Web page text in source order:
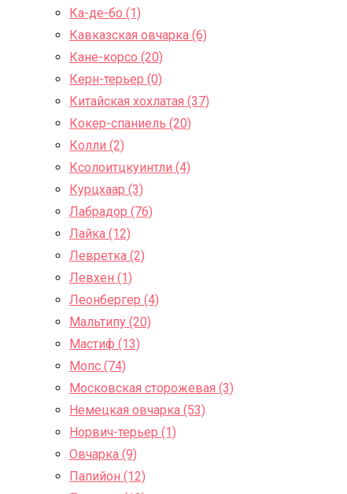
Ка-де-бо (1)
Кавказская овчарка (6)
Кане-корсо (20)
Керн-терьер (0)
Китайская хохлатая (37)
Кокер-спаниель (20)
Колли (2)
Ксолоитцкуинтли (4)
Курцхаар (3)
Лабрадор (76)
Лайка (12)
Левретка (2)
Левхен (1)
Леонбергер (4)
Мальтипу (20)
Мастиф (13)
Мопс (74)
Московская сторожевая (3)
Немецкая овчарка (53)
Норвич-терьер (1)
Овчарка (9)
Папийон (12)